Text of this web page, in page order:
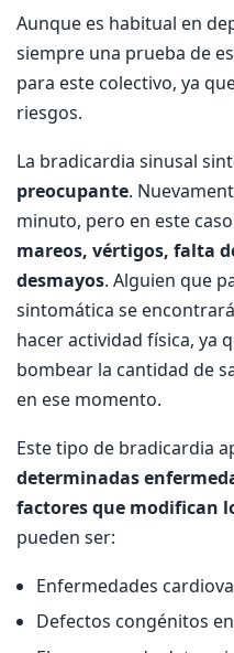
Aunque es habitual en
siempre una prueba de
para este colectivo, ya
riesgos.
La bradicardia sinusal
preocupante.
minuto, pero en este
mareos, vértigos, falta
desmayos. Alguien que
sintomática se
hacer actividad física, ya
bombear la cantidad de
en ese momento.
Este tipo de bradicardia
determinadas
factores que modifican
pueden ser:
Enfermedades
Defectos congénitos